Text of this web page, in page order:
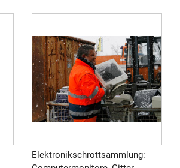
Elektronikschrottsammlung: